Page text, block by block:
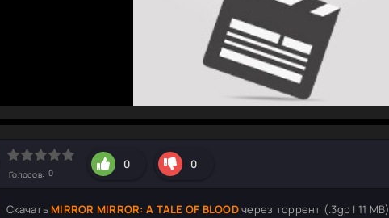
hd2160
hd1440
highres
hd1080
hd720
large
medium
small
tiny
Голосов: 0
0 0
Скачать MIRROR MIRROR: A TALE OF BLOODчерез торрент (.3gp | 11 MB)